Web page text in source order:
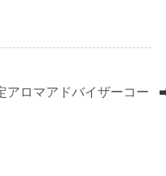
アロマアドバイザーコー